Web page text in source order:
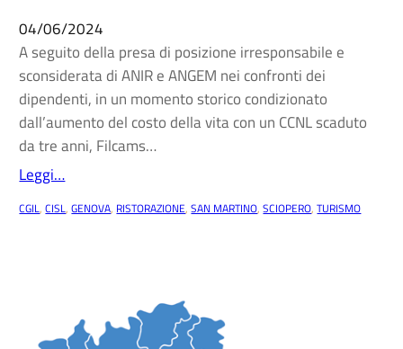
04/06/2024
A seguito della presa di posizione irresponsabile e
sconsiderata di ANIR e ANGEM nei confronti dei
dipendenti, in un momento storico condizionato
dall’aumento del costo della vita con un CCNL scaduto
da tre anni, Filcams…
Leggi…
CGIL, CISL, GENOVA, RISTORAZIONE, SAN MARTINO, SCIOPERO, TURISMO